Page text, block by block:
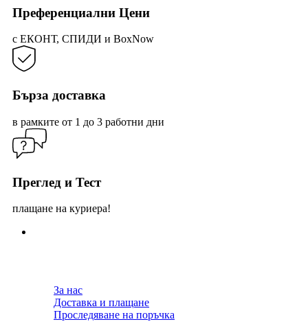
Преференциални Цени
с ЕКОНТ, СПИДИ и BoxNow
Бърза доставка
в рамките от 1 до 3 работни дни
Преглед и Тест
плащане на куриера!
За нас
Доставка и плащане
Проследяване на поръчка